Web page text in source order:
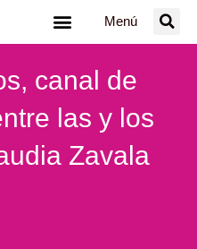
Menú
canal de
las y los
Zavala